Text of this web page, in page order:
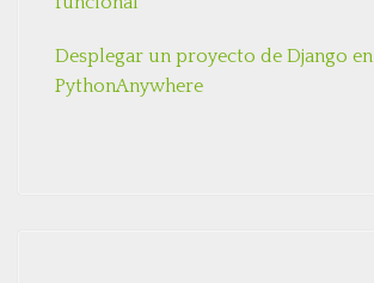
Desplegar un proyecto de Django en
PythonAnywhere